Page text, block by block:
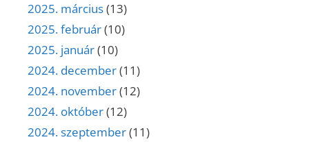
2025. március(13)
2025. február(10)
2025. január(10)
2024. december(11)
2024. november(12)
2024. október(12)
2024. szeptember(11)